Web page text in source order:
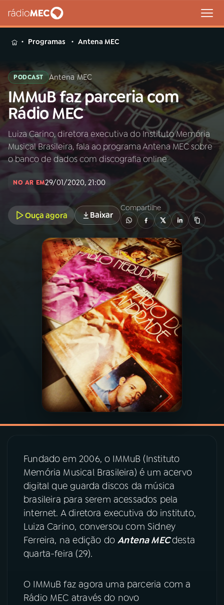
MENU
Buscar
na
Rádio
MEC
Buscar
Início AO VIVO
01INÍCIO
02A RÁDIO
PROGRAMAÇÃO
PROGRAMAS
PODCASTS
VIDEOCASTS
ÚLTIMAS
PRÊMIO RÁDIO MEC
YouTube Facebook
Instagram X
TikTok
Programas Antena MEC
PODCAST Antena MEC
IMMuB faz parceria com
Rádio MEC
Luiza Carino, diretora executiva do Instituto Memória
Musical Brasileira, fala ao programa Antena MEC sobre
o banco de dados com discografia online
NO AR EM29/01/2020, 21:00
Ouça agora Baixar
Compartilhe
Fundado em 2006, o IMMuB (Instituto
Memória Musical Brasileira) é um acervo
digital que guarda discos da música
brasileira para serem acessados pela
internet. A diretora executiva do instituto,
Luiza Carino, conversou com Sidney
Ferreira, na edição doAntena MECdesta
quarta-feira (29).
O IMMuB faz agora uma parceria com a
Rádio MEC através do novo